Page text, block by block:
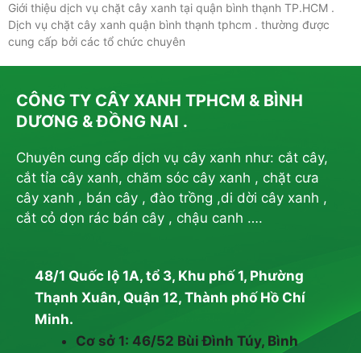
Giới thiệu dịch vụ chặt cây xanh tại quận bình thạnh TP.HCM .
Dịch vụ chặt cây xanh quận bình thạnh tphcm . thường được
cung cấp bởi các tổ chức chuyên
CÔNG TY CÂY XANH TPHCM & BÌNH
DƯƠNG & ĐỒNG NAI .
Chuyên cung cấp dịch vụ cây xanh như: cắt cây,
cắt tỉa cây xanh, chăm sóc cây xanh , chặt cưa
cây xanh , bán cây , đào trồng ,di dời cây xanh ,
cắt cỏ dọn rác bán cây , chậu canh ….
48/1 Quốc lộ 1A, tổ 3, Khu phố 1, Phường
Thạnh Xuân, Quận 12, Thành phố Hồ Chí
Minh.
Cơ sở 1: 46/52 Bùi Đình Túy, Bình